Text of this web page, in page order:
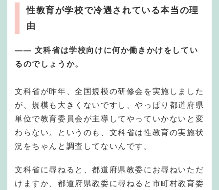
性教育が学校で冷遇されている本当の理
由
—— 文科省は学校向けに何か働きかけをしてい
るのでしょうか。
文科省が昨年、全国規模の研修会を実施しました
が、規模も大きくないですし、やっぱり都道府県
単位で教育委員会が主導してやっていかないと変
わらない。というのも、文科省は性教育の実施状
況をちゃんと調査してないんです。
文科省に尋ねると、都道府県教委にお尋ねいただ
けますか、都道府県教委に尋ねると市町村教育委